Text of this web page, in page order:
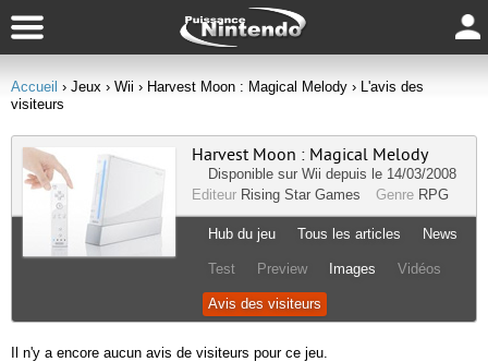
Accueil › Jeux › Wii › Harvest Moon : Magical Melody › L'avis des
visiteurs
Harvest Moon : Magical Melody
Disponible sur Wii depuis le 14/03/2008
Editeur Rising Star Games Genre RPG
Hub du jeu Tous les articles News
Test Preview Images Vidéos
Avis des visiteurs
Il n'y a encore aucun avis de visiteurs pour ce jeu.